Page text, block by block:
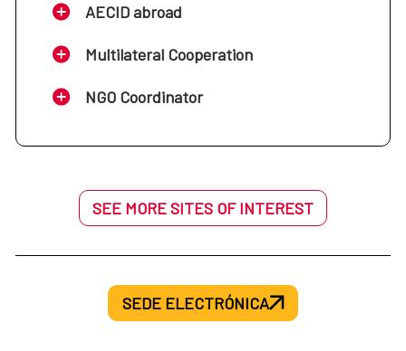
AECID abroad
Multilateral Cooperation
NGO Coordinator
SEE MORE SITES OF INTEREST
SEDE ELECTRÓNICA